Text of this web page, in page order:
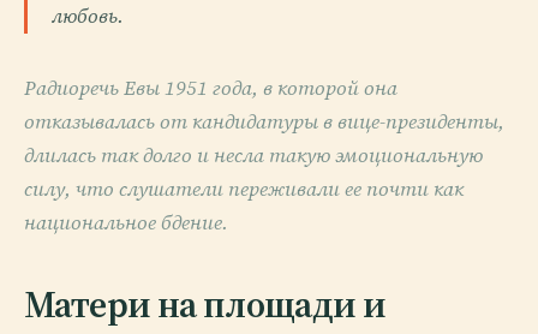
любовь.
Радиоречь Евы 1951 года, в которой она
отказывалась от кандидатуры в вице-президенты,
длилась так долго и несла такую эмоциональную
силу, что слушатели переживали ее почти как
национальное бдение.
Матери на площади и